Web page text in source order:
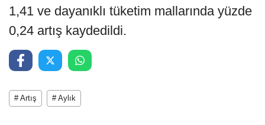
1,41 ve dayanıklı tüketim mallarında yüzde
0,24 artış kaydedildi.
# Artış # Aylık